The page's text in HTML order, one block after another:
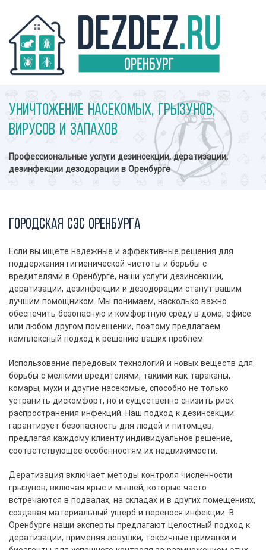
Уничтожение насекомых, грызунов,
вирусов и запахов
Профессиональные услуги дезинсекции, дератизации,
дезинфекции дезодорации в Оренбурге
Городская СЭС Оренбурга
Если вы ищете надежные и эффективные решения для
поддержания гигиенической чистоты и борьбы с
вредителями в Оренбурге, наши услуги дезинсекции,
дератизации, дезинфекции и дезодорации станут вашим
лучшим помощником. Мы понимаем, насколько важно
обеспечить безопасную и комфортную среду в доме, офисе
или любом другом помещении, поэтому предлагаем
комплексный подход к решению ваших проблем.
Использование передовых технологий и новых веществ для
борьбы с мелкими вредителями, такими как тараканы,
комары, мухи и другие насекомые, способно не только
устранить дискомфорт, но и существенно снизить риск
распространения инфекций. Наш подход к дезинсекции
гарантирует безопасность для людей и питомцев,
предлагая каждому клиенту индивидуальное решение,
соответствующее особенностям их недвижимости.
Дератизация включает методы контроля численности
грызунов, включая крыс и мышей, которые часто
встречаются в подвалах, на складах и в других помещениях,
создавая материальный ущерб и перенося инфекции. В
Оренбурге наши эксперты предлагают целостный подход к
дератизации, применяя ловушки, токсичные приманки и